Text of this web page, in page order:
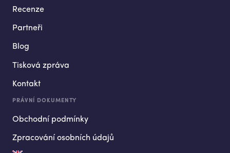
Recenze
Partneři
Blog
Tisková zpráva
Kontakt
PRÁVNÍ DOKUMENTY
Obchodní podmínky
Zpracování osobních údajů